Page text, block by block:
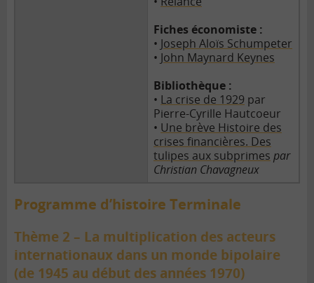
Fiches économiste :
• Joseph Aloïs Schumpeter
• John Maynard Keynes
Bibliothèque :
• La crise de 1929 par
Pierre-Cyrille Hautcoeur
• Une brève Histoire des
crises financières. Des
tulipes aux subprimes par
Christian Chavagneux
Programme d’histoire Terminale
Thème 2 – La multiplication des acteurs
internationaux dans un monde bipolaire
(de 1945 au début des années 1970)